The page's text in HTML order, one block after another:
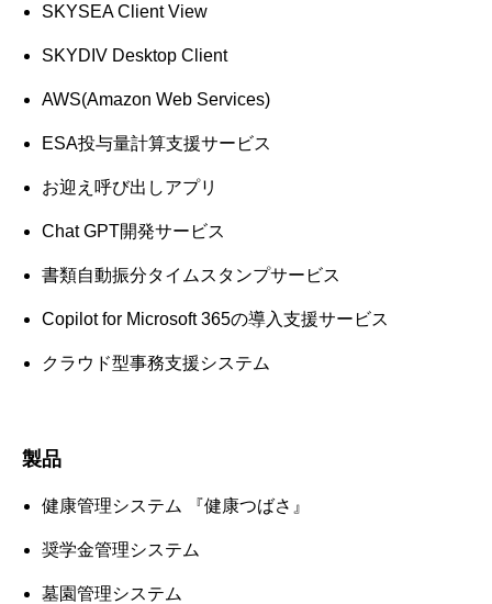
SKYSEA Client View
SKYDIV Desktop Client
AWS(Amazon Web Services)
ESA投与量計算支援サービス
お迎え呼び出しアプリ
Chat GPT開発サービス
書類自動振分タイムスタンプサービス
Copilot for Microsoft 365の導入支援サービス
クラウド型事務支援システム
製品
健康管理システム 『健康つばさ』
奨学金管理システム
墓園管理システム